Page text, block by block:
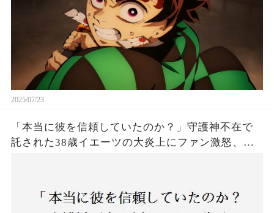
2025/07/23
「本当に彼を信頼していたのか？」守護神不在で
託された38歳イエーツの大炎上にファン激怒、ド